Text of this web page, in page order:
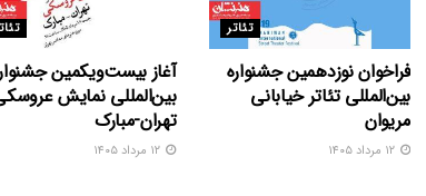
تئاتر
فراخوان نوزدهمین جشنواره
بین‌المللی تئاتر خیابانی
مریوان
آغاز بیست‌ویکمین
بین‌المللی نمایش
تهران-مبارک